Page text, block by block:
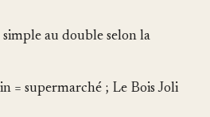
simple au double selon la
= supermarché ; Le Bois Joli